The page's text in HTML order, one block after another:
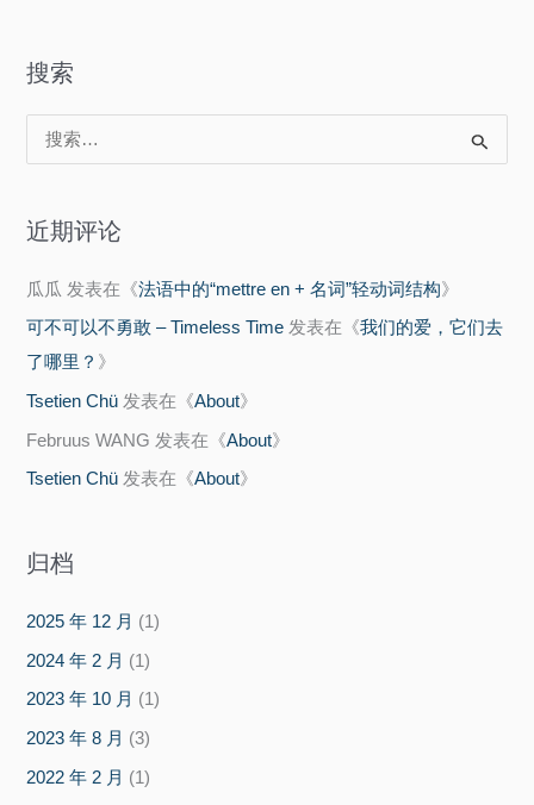
搜索
索
近期评论
瓜瓜 发表在《法语中的“mettre en + 名词”轻动词结构》
可不可以不勇敢 – Timeless Time 发表在《我们的爱，它们去
了哪里？ 》
Tsetien Chü 发表在《About》
Februus WANG 发表在《About》
Tsetien Chü 发表在《About》
归档
2025 年 12 月 (1)
2024 年 2 月 (1)
2023 年 10 月 (1)
2023 年 8 月 (3)
2022 年 2 月 (1)